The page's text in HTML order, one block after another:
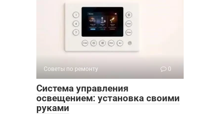
Советы по ремонту 0
Система управления
освещением: установка своими
руками